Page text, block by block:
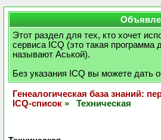
Этот раздел для тех, кто хочет
сервиса ICQ (это такая
называют Аськой).
Без указания ICQ вы можете дать
Генеалогическая база знаний:
ICQ-список » Техническая